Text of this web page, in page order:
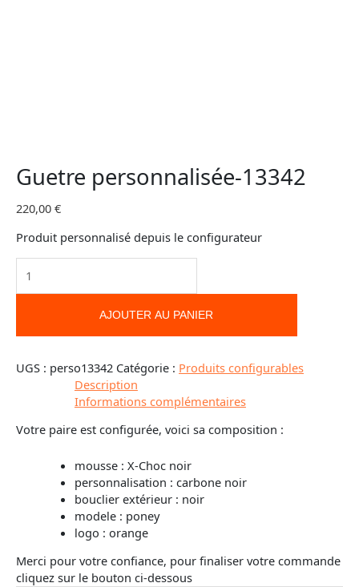
Guetre personnalisée-13342
220,00 €
Produit personnalisé depuis le configurateur
AJOUTER AU PANIER
UGS : perso13342 Catégorie : Produits configurables
Description
Informations complémentaires
Votre paire est configurée, voici sa composition :
mousse : X-Choc noir
personnalisation : carbone noir
bouclier extérieur : noir
modele : poney
logo : orange
Merci pour votre confiance, pour finaliser votre commande
cliquez sur le bouton ci-dessous